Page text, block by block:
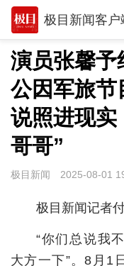
极目新闻客户
推荐
观点
时政
湖北
武汉
世相
专题
演员张馨予
公因军旅节
说照进现实
哥哥”
极目新闻 2025-08-01
极目新闻记者
“你们总说我
大方一下”。8月1